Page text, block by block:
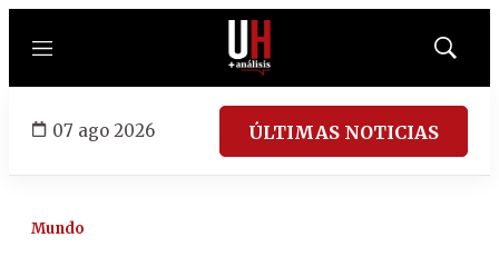
Menú
Mostrar
07 ago 2026 ÚLTIMAS NOTICIAS
Mundo